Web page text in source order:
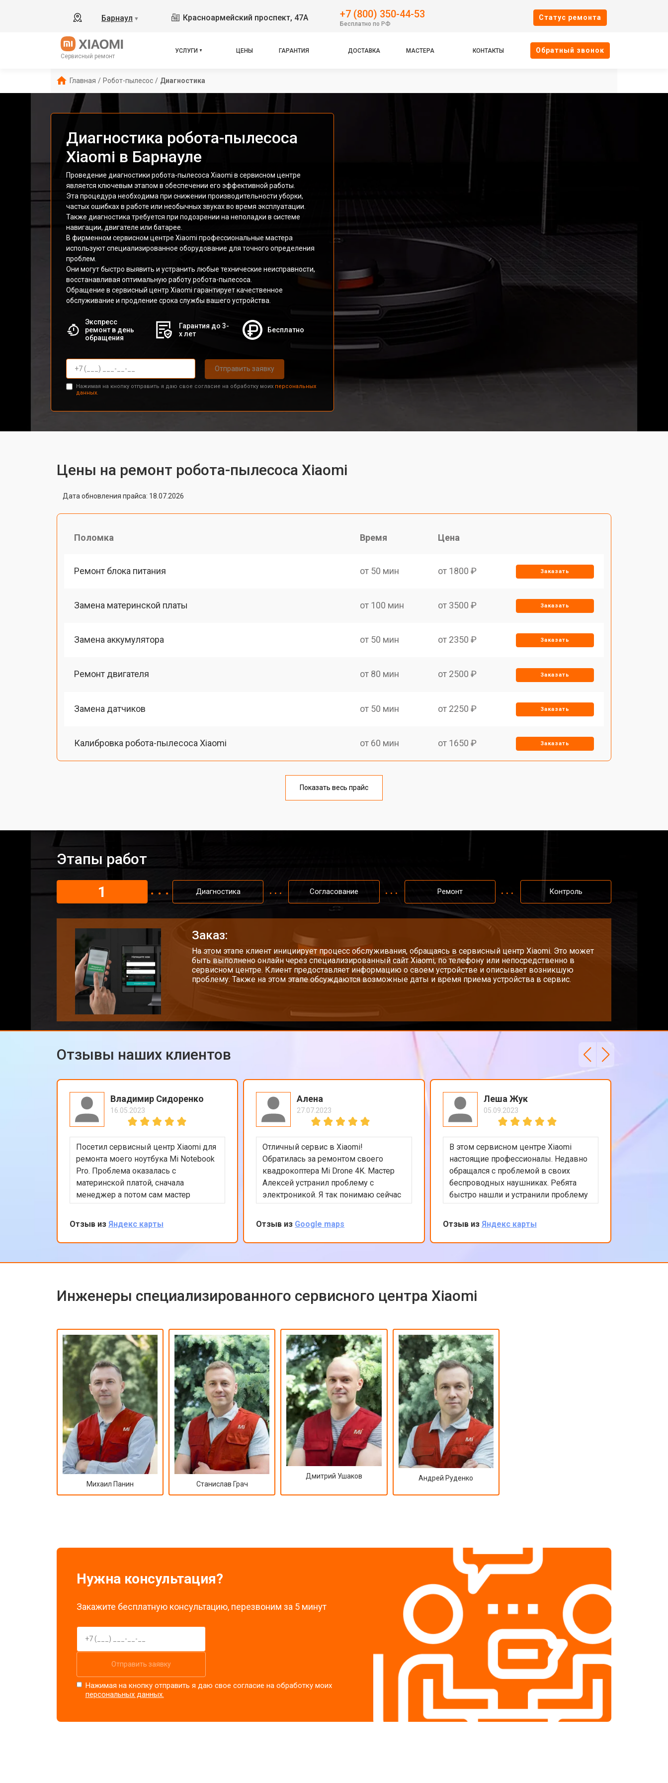
Барнаул ▼ Красноармейский проспект, 47А +7 (800) 350-44-53
Бесплатно по РФ
Cтатус ремонта
Сервисный ремонт
УСЛУГИ ЦЕНЫ ГАРАНТИЯ ДОСТАВКА МАСТЕРА КОНТАКТЫ Oбратный звонок
Главная / Робот-пылесос / Диагностика
Диагностика робота-пылесоса
Xiaomi в Барнауле
Проведение диагностики робота-пылесоса Xiaomi в сервисном центре
является ключевым этапом в обеспечении его эффективной работы.
Эта процедура необходима при снижении производительности уборки,
частых ошибках в работе или необычных звуках во время эксплуатации.
Также диагностика требуется при подозрении на неполадки в системе
навигации, двигателе или батарее.
В фирменном сервисном центре Xiaomi профессиональные мастера
используют специализированное оборудование для точного определения
проблем.
Они могут быстро выявить и устранить любые технические неисправности,
восстанавливая оптимальную работу робота-пылесоса.
Обращение в сервисный центр Xiaomi гарантирует качественное
обслуживание и продление срока службы вашего устройства.
Экспресс
ремонт в день
обращения
Гарантия до 3-
х лет
Бесплатно
Отправить заявку
Нажимая на кнопку отправить я даю свое согласие на обработку моих персональных
данных.
Цены на ремонт робота-пылесоса Xiaomi
Дата обновления прайса: 18.07.2026
Поломка Время Цена
Ремонт блока питания от 50 мин от 1800 ₽ Заказать
Замена материнской платы от 100 мин от 3500 ₽ Заказать
Замена аккумулятора от 50 мин от 2350 ₽ Заказать
Ремонт двигателя от 80 мин от 2500 ₽ Заказать
Замена датчиков от 50 мин от 2250 ₽ Заказать
Калибровка робота-пылесоса Xiaomi от 60 мин от 1650 ₽ Заказать
от 50 мин
Показать весь прайс
Этапы работ
1
Диагностика Согласование Ремонт Контроль
Заказ:
На этом этапе клиент инициирует процесс обслуживания, обращаясь в сервисный центр Xiaomi. Это может
быть выполнено онлайн через специализированный сайт Xiaomi, по телефону или непосредственно в
сервисном центре. Клиент предоставляет информацию о своем устройстве и описывает возникшую
проблему. Также на этом этапе обсуждаются возможные даты и время приема устройства в сервис.
Отзывы наших клиентов
Владимир Сидоренко
16.05.2023
Посетил сервисный центр Xiaomi для
ремонта моего ноутбука Mi Notebook
Pro. Проблема оказалась с
материнской платой, сначала
менеджер а потом сам мастер
подробно объяснили процесс
ремонта. Утром оставил заявку, в
обед курьер приехал и к вечеру
ноутбук был готов-очень быстро.
качеством ремонта.
Отзыв из Яндекс карты
Алена
27.07.2023
Отличный сервис в Xiaomi!
Обратилась за ремонтом своего
квадрокоптера Mi Drone 4K. Мастер
Алексей устранил проблему с
электроникой. Я так понимаю сейчас
квадрокоптеры часто в сервсиы
прилетают на ремонт и цены на них
взлетели ай-ай. Вообще в сервисе
все было сделано быстро и
приемлемой с учетом нынешних цен
технику!
Отзыв из Google maps
Леша Жук
05.09.2023
В этом сервисном центре Xiaomi
настоящие профессионалы. Недавно
обращался с проблемой в своих
беспроводных наушниках. Ребята
быстро нашли и устранили проблему
с подключением. Цены адекватные,
обслуживание на высоком уровне.
Отзыв из Яндекс карты
Инженеры специализированного сервисного центра Xiaomi
Михаил Панин Станислав Грач
Дмитрий Ушаков Андрей Руденко
Нужна консультация?
Закажите бесплатную консультацию, перезвоним за 5 минут
Отправить заявку
Нажимая на кнопку отправить я даю свое согласие на обработку моих
персональных данных.